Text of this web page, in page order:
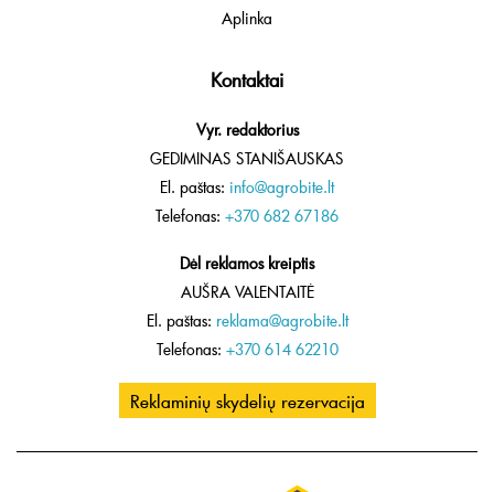
Aplinka
Kontaktai
Vyr. redaktorius
GEDIMINAS STANIŠAUSKAS
El. paštas: info@agrobite.lt
Telefonas: +370 682 67186
Dėl reklamos kreiptis
AUŠRA VALENTAITĖ
El. paštas: reklama@agrobite.lt
Telefonas: +370 614 62210
Reklaminių skydelių rezervacija